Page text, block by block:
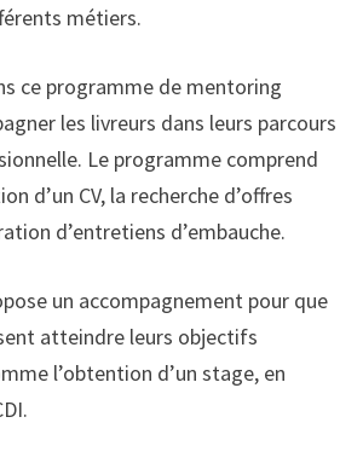
métiers.
ce programme de mentoring
les livreurs dans leurs parcours
Le programme comprend
d’un CV, la recherche d’offres
d’entretiens d’embauche.
un accompagnement pour que
atteindre leurs objectifs
l’obtention d’un stage, en